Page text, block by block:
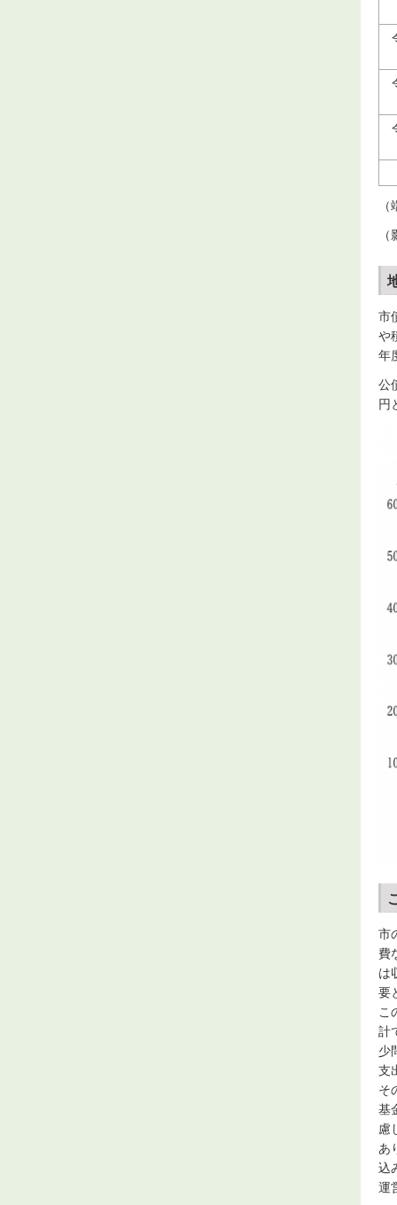
市
や
年
公
円
市
費
は
要
こ
計
少
支
そ
基
慮
あ
込
運